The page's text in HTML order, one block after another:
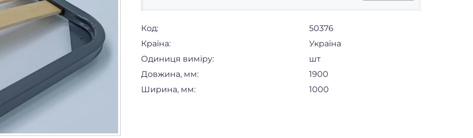
Код:
50376
Країна:
Україна
Одиниця виміру:
шт
Довжина, мм:
1900
Ширина, мм:
1000